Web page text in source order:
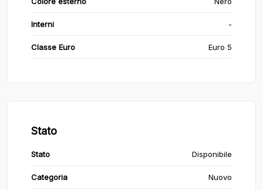
Interni -
Classe Euro Euro 5
Stato
Stato Disponibile
Categoria Nuovo